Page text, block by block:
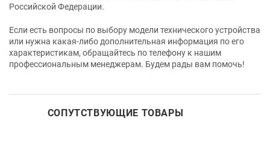
Российской Федерации.
Если есть вопросы по выбору модели технического устройства
или нужна какая-либо дополнительная информация по его
характеристикам, обращайтесь по телефону к нашим
профессиональным менеджерам. Будем рады вам помочь!
СОПУТСТВУЮЩИЕ ТОВАРЫ